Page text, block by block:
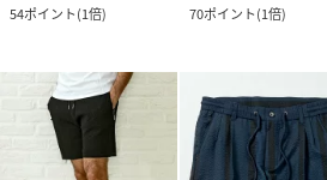
54ポイント(1倍)
70ポイント(1倍)